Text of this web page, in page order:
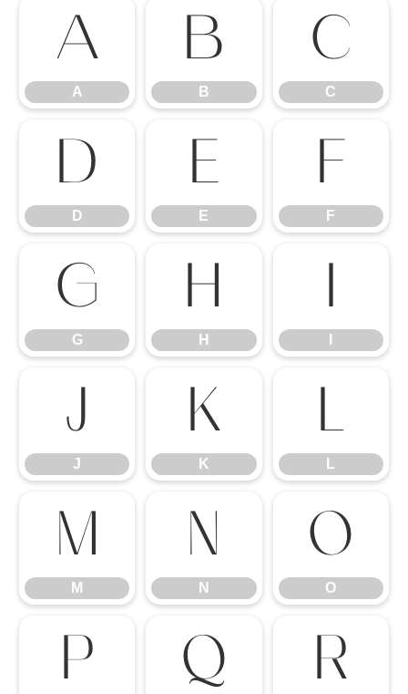
A
A
B
B
C
C
D
D
E
E
F
F
G
G
H
H
J
J
K
K L
M
M
N
N
O
O
P Q R